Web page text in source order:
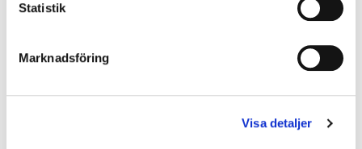
Statistik
Marknadsföring
Visa detaljer
Att sälja er IT ska vara flexibelt, lönsamt och enkelt.